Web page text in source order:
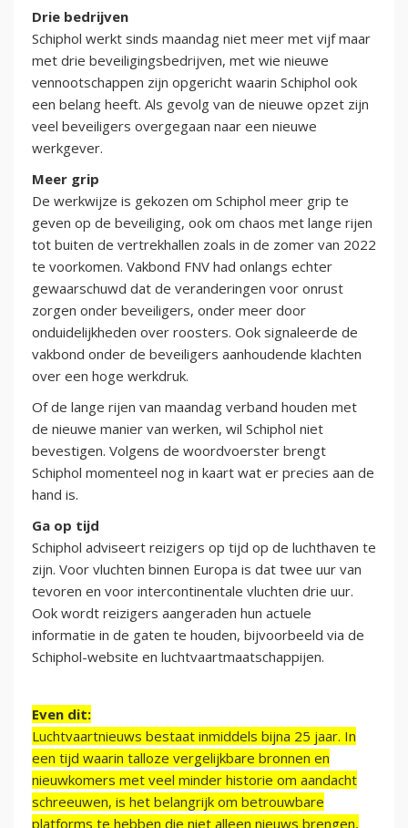
Drie bedrijven
Schiphol werkt sinds maandag niet meer met vijf maar
met drie beveiligingsbedrijven, met wie nieuwe
vennootschappen zijn opgericht waarin Schiphol ook
een belang heeft. Als gevolg van de nieuwe opzet zijn
veel beveiligers overgegaan naar een nieuwe
werkgever.
Meer grip
De werkwijze is gekozen om Schiphol meer grip te
geven op de beveiliging, ook om chaos met lange rijen
tot buiten de vertrekhallen zoals in de zomer van 2022
te voorkomen. Vakbond FNV had onlangs echter
gewaarschuwd dat de veranderingen voor onrust
zorgen onder beveiligers, onder meer door
onduidelijkheden over roosters. Ook signaleerde de
vakbond onder de beveiligers aanhoudende klachten
over een hoge werkdruk.
Of de lange rijen van maandag verband houden met
de nieuwe manier van werken, wil Schiphol niet
bevestigen. Volgens de woordvoerster brengt
Schiphol momenteel nog in kaart wat er precies aan de
hand is.
Ga op tijd
Schiphol adviseert reizigers op tijd op de luchthaven te
zijn. Voor vluchten binnen Europa is dat twee uur van
tevoren en voor intercontinentale vluchten drie uur.
Ook wordt reizigers aangeraden hun actuele
informatie in de gaten te houden, bijvoorbeeld via de
Schiphol-website en luchtvaartmaatschappijen.
Even dit:
Luchtvaartnieuws bestaat inmiddels bijna 25 jaar. In
een tijd waarin talloze vergelijkbare bronnen en
nieuwkomers met veel minder historie om aandacht
schreeuwen, is het belangrijk om betrouwbare
platforms te hebben die niet alleen nieuws brengen,